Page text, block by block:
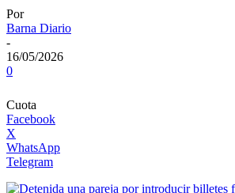
Por
Barna Diario
-
16/05/2026
0
Cuota
Facebook
X
WhatsApp
Telegram